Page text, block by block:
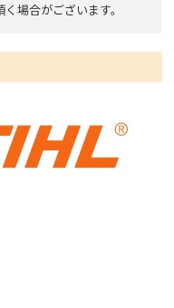
く場合がございます。